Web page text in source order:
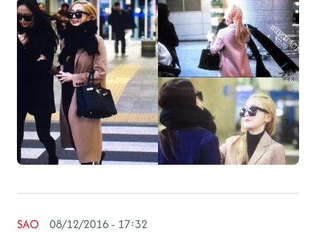
SAO 08/12/2016 - 17:32